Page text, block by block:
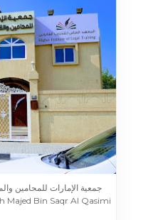
Majed Bin Saqr Al Qasimi